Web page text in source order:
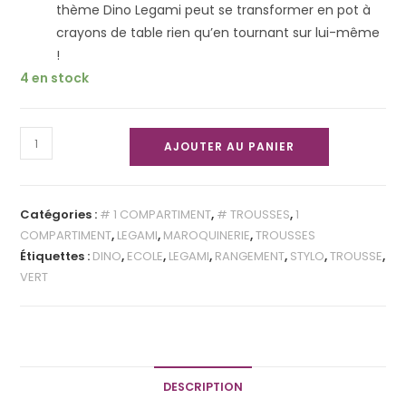
thème Dino Legami peut se transformer en pot à
crayons de table rien qu’en tournant sur lui-même
!
4 en stock
AJOUTER AU PANIER
Catégories : # 1 COMPARTIMENT, # TROUSSES,1
COMPARTIMENT, LEGAMI, MAROQUINERIE,TROUSSES
Étiquettes : DINO, ECOLE, LEGAMI, RANGEMENT, STYLO,TROUSSE,
VERT
DESCRIPTION